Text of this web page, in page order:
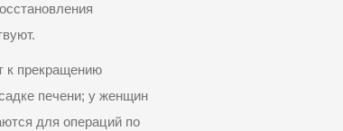
к прекращению
печени; у женщин
для операций по